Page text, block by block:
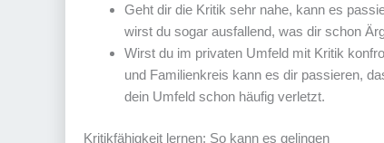
Geht dir die Kritik sehr nahe, kann es
wirst du sogar ausfallend, was dir schon
Wirst du im privaten Umfeld mit Kritik
und Familienkreis kann es dir passieren,
dein Umfeld schon häufig verletzt.
Kritikfähigkeit lernen: So kann es gelingen